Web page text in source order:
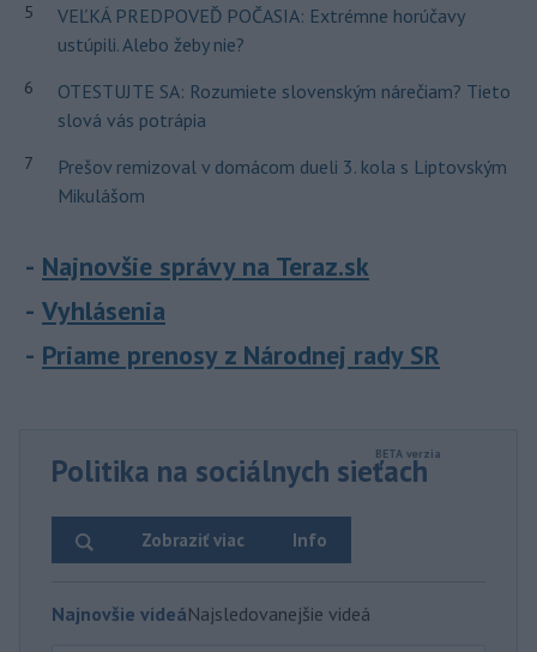
5
VEĽKÁ PREDPOVEĎ POČASIA: Extrémne horúčavy
ustúpili. Alebo žeby nie?
6
OTESTUJTE SA: Rozumiete slovenským nárečiam? Tieto
slová vás potrápia
7
Prešov remizoval v domácom dueli 3. kola s Liptovským
Mikulášom
Najnovšie správy na Teraz.sk
Vyhlásenia
Priame prenosy z Národnej rady SR
Politika na sociálnych sieťach
Info
Zobraziť viac
Najnovšie videáNajsledovanejšie videá